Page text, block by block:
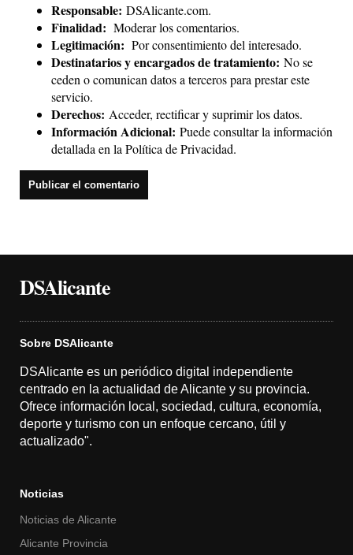
Responsable: DSAlicante.com.
Finalidad: Moderar los comentarios.
Legitimación: Por consentimiento del interesado.
Destinatarios y encargados de tratamiento: No se
ceden o comunican datos a terceros para prestar este
servicio.
Derechos: Acceder, rectificar y suprimir los datos.
Información Adicional: Puede consultar la información
detallada en la Política de Privacidad.
DSAlicante
Sobre DSAlicante
DSAlicante es un periódico digital independiente
centrado en la actualidad de Alicante y su provincia.
Ofrece información local, sociedad, cultura, economía,
deporte y turismo con un enfoque cercano, útil y
actualizado".
Noticias
Noticias de Alicante
Alicante Provincia